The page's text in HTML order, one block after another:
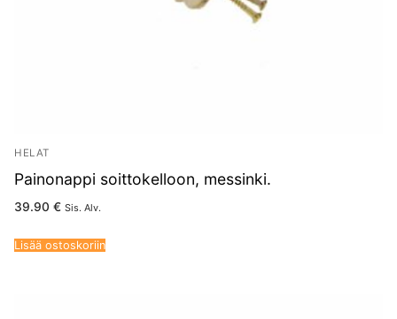
HELAT
Painonappi soittokelloon, messinki.
39.90 € Sis. Alv.
Lisää ostoskoriin